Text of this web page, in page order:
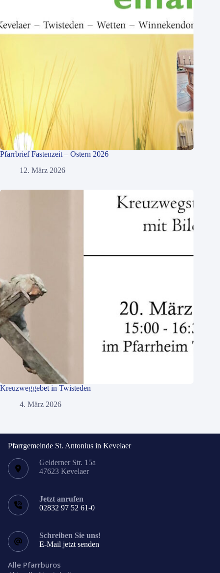
Pfarrbrief Fastenzeit – Ostern 2026
12. März 2026
Kreuzweggebet in Twisteden
4. März 2026
Pfarrgemeinde St. Antonius in Kevelaer
Gelderner Str. 15a
47623 Kevelaer
Jetzt anrufen
02832 97 52 61-0
Schreiben Sie uns!
E-Mail jetzt senden
Alle Pfarrbüros